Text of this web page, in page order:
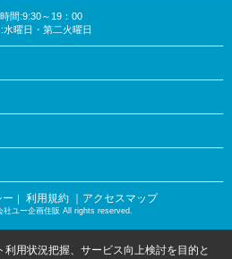
間:9:30～19：00
水曜日・第二火曜日
ー ｜ 利用規約 ｜アクセスマップ
ユー企画住販 All rights reserved.
用状況把握、サービス向上検討を目的と